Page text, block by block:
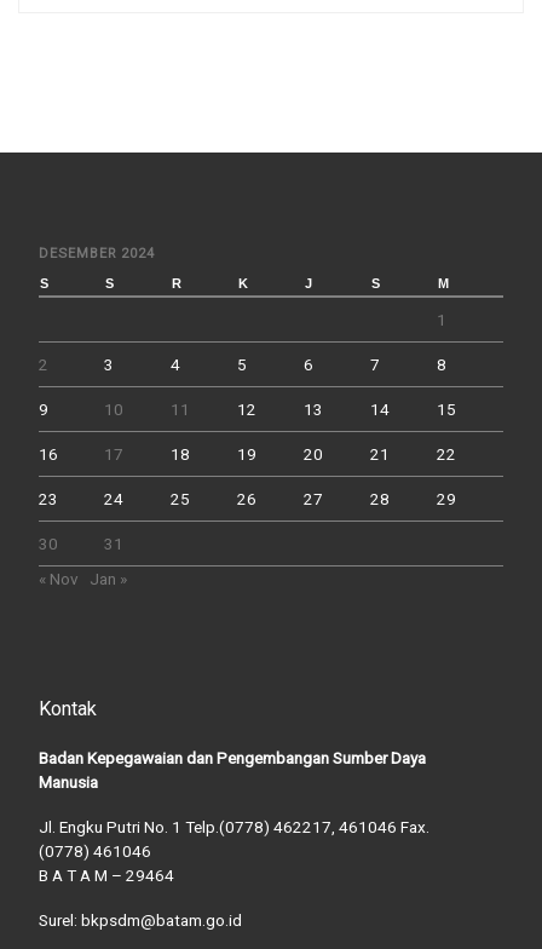
DESEMBER 2024
S S R K J S M
1
2 3 4 5 6 7 8
9 10 11 12 13 14 15
16 17 18 19 20 21 22
23 24 25 26 27 28 29
30
31
« Nov
Jan »
Kontak
Badan Kepegawaian dan Pengembangan Sumber Daya
Manusia
Jl. Engku Putri No. 1 Telp.(0778) 462217, 461046 Fax.
(0778) 461046
B A T A M – 29464
Surel: bkpsdm@batam.go.id